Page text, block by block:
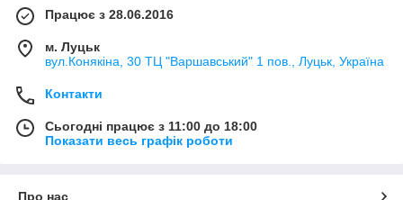
Працює з 28.06.2016
м. Луцьк
вул.Конякіна, 30 ТЦ "Варшавський" 1 пов., Луцьк, Україна
Контакти
Сьогодні працює з 11:00 до 18:00
Показати весь графік роботи
Про нас